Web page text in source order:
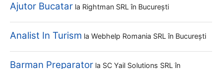
Ajutor Bucatar la Rightman SRL în București
Analist In Turism la Webhelp Romania SRL în București
Barman Preparator la SC Yail Solutions SRL în